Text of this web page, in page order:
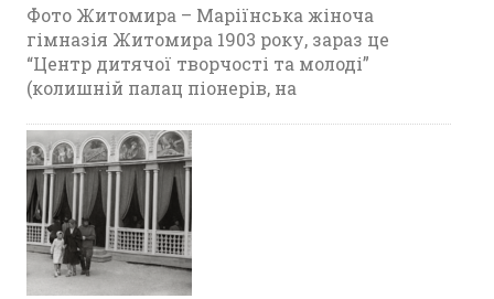
Фото Житомира – Маріїнська жіноча
гімназія Житомира 1903 року, зараз це
“Центр дитячої творчості та молоді”
(колишній палац піонерів, на